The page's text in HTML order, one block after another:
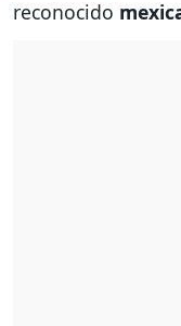
reconocido